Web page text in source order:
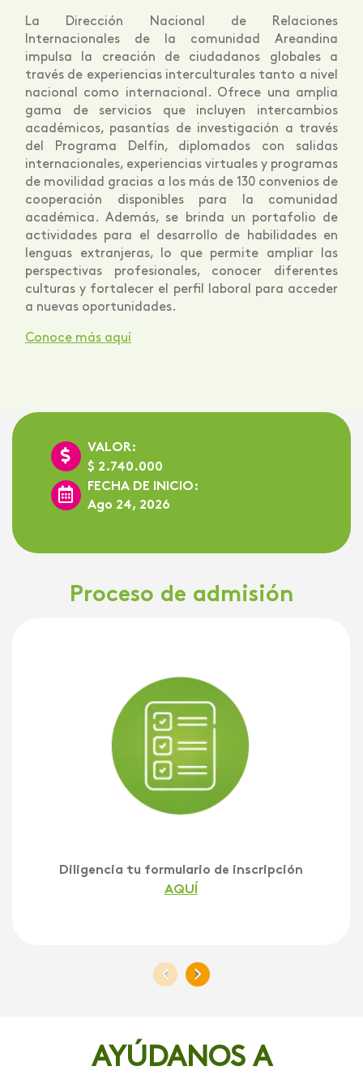
La Dirección Nacional de Relaciones
Internacionales de la comunidad Areandina
impulsa la creación de ciudadanos globales a
través de experiencias interculturales tanto a nivel
nacional como internacional. Ofrece una amplia
gama de servicios que incluyen intercambios
académicos, pasantías de investigación a través
del Programa Delfín, diplomados con salidas
internacionales, experiencias virtuales y programas
de movilidad gracias a los más de 130 convenios de
cooperación disponibles para la comunidad
académica. Además, se brinda un portafolio de
actividades para el desarrollo de habilidades en
lenguas extranjeras, lo que permite ampliar las
perspectivas profesionales, conocer diferentes
culturas y fortalecer el perfil laboral para acceder
a nuevas oportunidades.
Conoce más aquí
VALOR:
$ 2.740.000
FECHA DE INICIO:
Ago 24, 2026
Proceso de admisión
Diligencia tu formulario de inscripción
AQUÍ
< >
AYÚDANOS A